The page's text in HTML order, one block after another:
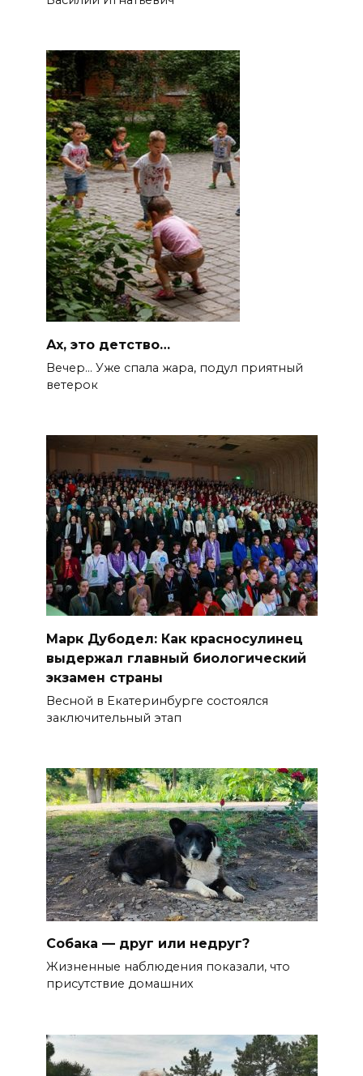
Ах, это детство…
Вечер… Уже спала жара, подул приятный
ветерок
Марк Дубодел: Как красносулинец
выдержал главный биологический
экзамен страны
Весной в Екатеринбурге состоялся
заключительный этап
Собака — друг или недруг?
Жизненные наблюдения показали, что
присутствие домашних